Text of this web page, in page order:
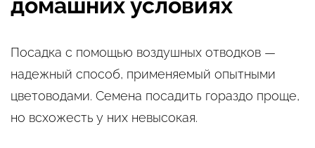
домашних условиях
Посадка с помощью воздушных отводков —
надежный способ, применяемый опытными
цветоводами. Семена посадить гораздо проще,
но всхожесть у них невысокая.